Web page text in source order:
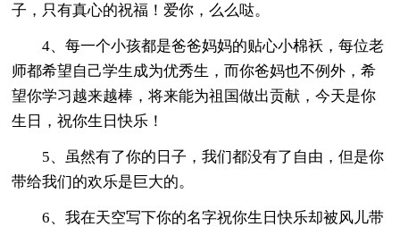
子，只有真心的祝福！爱你，么么哒。
4、每一个小孩都是爸爸妈妈的贴心小棉袄，每位老
师都希望自己学生成为优秀生，而你爸妈也不例外，希
望你学习越来越棒，将来能为祖国做出贡献，今天是你
生日，祝你生日快乐！
5、虽然有了你的日子，我们都没有了自由，但是你
带给我们的欢乐是巨大的。
6、我在天空写下你的名字祝你生日快乐却被风儿带